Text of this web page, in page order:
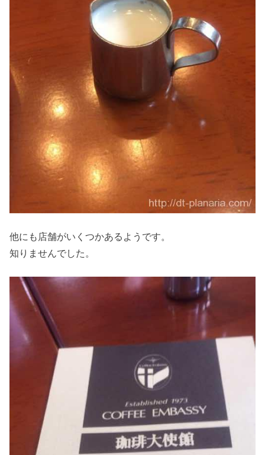
他にも店舗がいくつかあるようです。
知りませんでした。